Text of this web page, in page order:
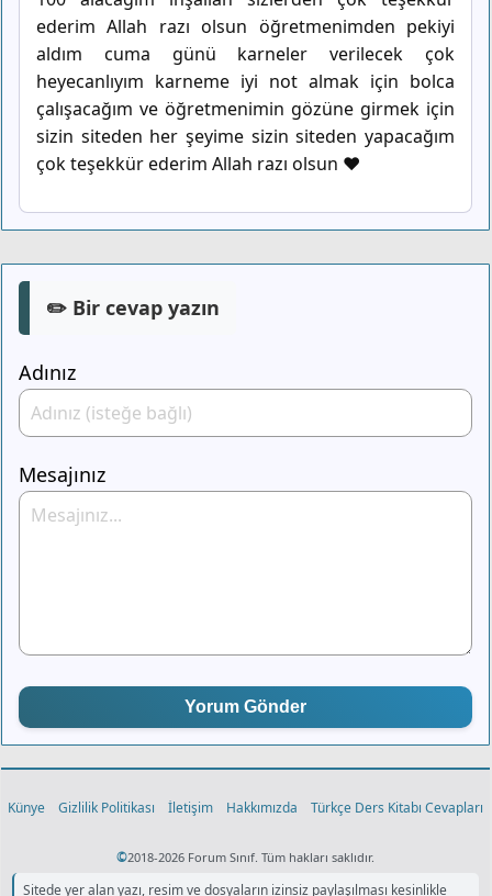
ederim Allah razı olsun öğretmenimden pekiyi
aldım cuma günü karneler verilecek çok
heyecanlıyım karneme iyi not almak için bolca
çalışacağım ve öğretmenimin gözüne girmek için
sizin siteden her şeyime sizin siteden yapacağım
çok teşekkür ederim Allah razı olsun ♥️
✏️ Bir cevap yazın
Adınız
Mesajınız
Yorum Gönder
Künye Gizlilik Politikası İletişim Hakkımızda Türkçe Ders Kitabı Cevapları
©2018-2026 Forum Sınıf. Tüm hakları saklıdır.
Sitede yer alan yazı, resim ve dosyaların izinsiz paylaşılması kesinlikle